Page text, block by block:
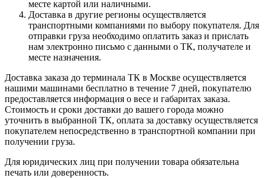
месте картой или наличными.
Доставка в другие регионы осуществляется
транспортными компаниями по выбору покупателя. Для
отправки груза необходимо оплатить заказ и прислать
нам электронно письмо с данными о ТК, получателе и
месте назначения.
Доставка заказа до терминала ТК в Москве осуществляется
нашими машинами бесплатно в течение 7 дней, покупателю
предоставляется информация о весе и габаритах заказа.
Стоимость и сроки доставки до вашего города можно
уточнить в выбранной ТК, оплата за доставку осуществляется
покупателем непосредственно в транспортной компании при
получении груза.
Для юридических лиц при получении товара обязательна
печать или доверенность.